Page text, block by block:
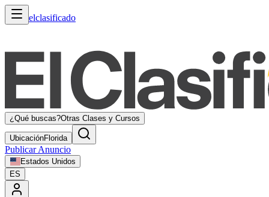
elclasificado
¿Qué buscas?Otras Clases y Cursos
UbicaciónFlorida
Publicar Anuncio
Estados Unidos
ES